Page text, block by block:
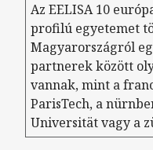
Az EELISA 10
profilú egyetemet
Magyarországról
partnerek között
vannak, mint a
ParisTech, a
Universität vagy a